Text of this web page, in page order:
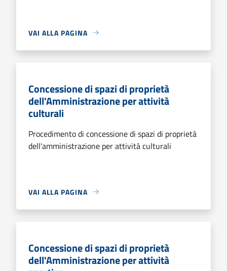
VAI ALLA PAGINA
Concessione di spazi di proprietà
dell'Amministrazione per attività
culturali
Procedimento di concessione di spazi di proprietà
dell'amministrazione per attività culturali
VAI ALLA PAGINA
Concessione di spazi di proprietà
dell'Amministrazione per attività